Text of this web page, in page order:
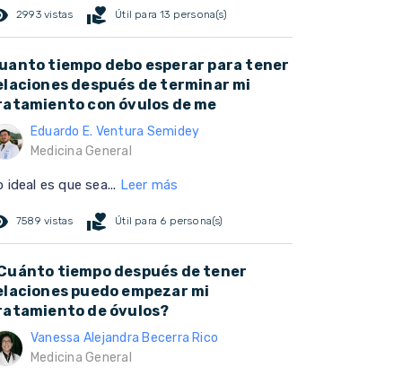
2993 vistas volunteer_activism Útil para 13 persona(s)
tiempo debo esperar para tener
después de terminar mi
con óvulos de me
Eduardo E. Ventura Semidey
Medicina General
ideal es que sea... Leer más
7589 vistas volunteer_activism Útil para 6 persona(s)
tiempo después de tener
puedo empezar mi
de óvulos?
Vanessa Alejandra Becerra Rico
Medicina General